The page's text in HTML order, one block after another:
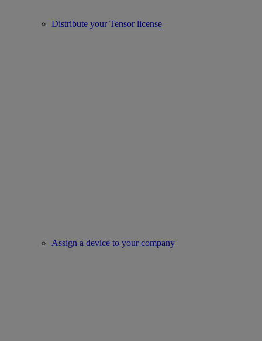
Distribute your Tensor license
Assign a device to your company